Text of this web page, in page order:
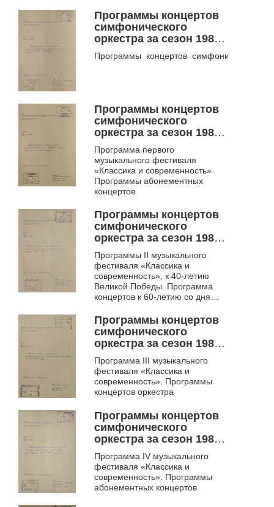
Программы концертов
симфонического
оркестра за сезон 1982-
1983 годы. Ф. 953
Программы концертов симфонического
Программы концертов
симфонического
оркестра за сезон 1983-
1984 годы. Ф. 953
Программа первого
музыкального фестиваля
«Классика и современность».
Программы абонементных
концертов
Программы концертов
симфонического
оркестра за сезон 1984-
1985 гг.. Ф. 953
Программы II музыкального
фестиваля «Классика и
современность», к 40-летию
Великой Победы. Программа
концертов к 60-летию со дня
творческой деятельности
Арнольда Каца
Программы концертов
симфонического
оркестра за сезон 1985-
1986 гг.. Ф. 953
Программа III музыкального
фестиваля «Классика и
современность». Программы
концертов оркестра
Программы концертов
симфонического
оркестра за сезон 1986-
1987 годы. Ф. 953
Программа IV музыкального
фестиваля «Классика и
современность». Программы
абонементных концертов